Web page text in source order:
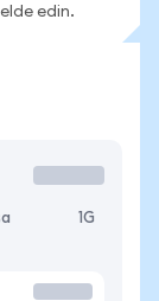
edin.
1G